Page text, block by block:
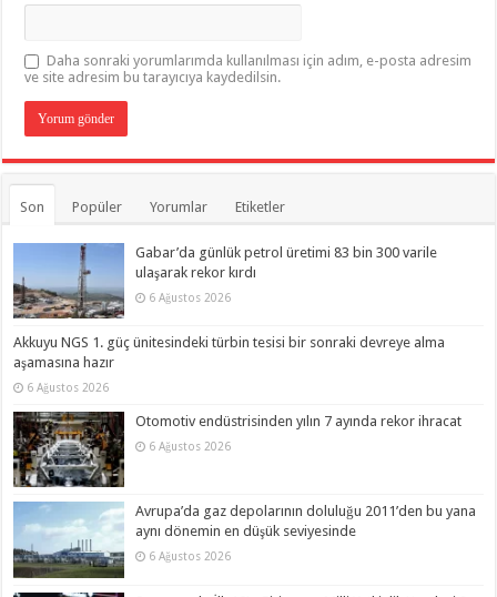
Daha sonraki yorumlarımda kullanılması için adım, e-posta adresim
ve site adresim bu tarayıcıya kaydedilsin.
Son Popüler Yorumlar Etiketler
Gabar’da günlük petrol üretimi 83 bin 300 varile
ulaşarak rekor kırdı
6 Ağustos 2026
Akkuyu NGS 1. güç ünitesindeki türbin tesisi bir sonraki devreye alma
aşamasına hazır
6 Ağustos 2026
Otomotiv endüstrisinden yılın 7 ayında rekor ihracat
6 Ağustos 2026
Avrupa’da gaz depolarının doluluğu 2011’den bu yana
aynı dönemin en düşük seviyesinde
6 Ağustos 2026